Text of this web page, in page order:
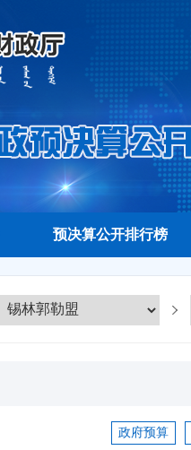
预决算公开排行榜
政府预算